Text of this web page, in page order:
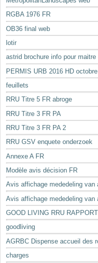
RGBA 1976 FR
OB36 final web
lotir
astrid brochure info pour maitre
PERMIS URB 2016 HD
feuillets
RRU Titre 5 FR abroge
RRU Titre 3 FR PA
RRU Titre 3 FR PA 2
RRU GSV enquete onderzoek
Annexe A FR
Modèle avis décision FR
Avis affichage mededeling
Avis affichage mededeling
GOOD LIVING RRU
goodliving
AGRBC Dispense accueil des
charges